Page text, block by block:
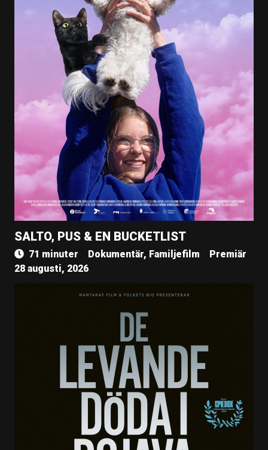
SALTO, PUS & EN BUCKETLIST
71 minuter Dokumentär, Familjefilm
Premiär
28 augusti, 2026